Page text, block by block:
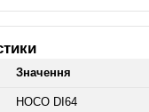
Значення
HOCO DI64